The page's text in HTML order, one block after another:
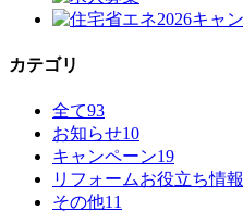
カテゴリ
全て93
お知らせ10
キャンペーン19
リフォームお役立ち情報
その他11